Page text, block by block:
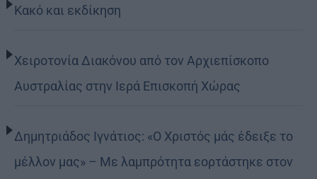
Κακό και εκδίκηση
Χειροτονία Διακόνου από τον Αρχιεπίσκοπο
Αυστραλίας στην Ιερά Επισκοπή Χώρας
Δημητριάδος Ιγνάτιος: «Ο Χριστός μάς έδειξε το
μέλλον μας» – Με λαμπρότητα εορτάστηκε στον